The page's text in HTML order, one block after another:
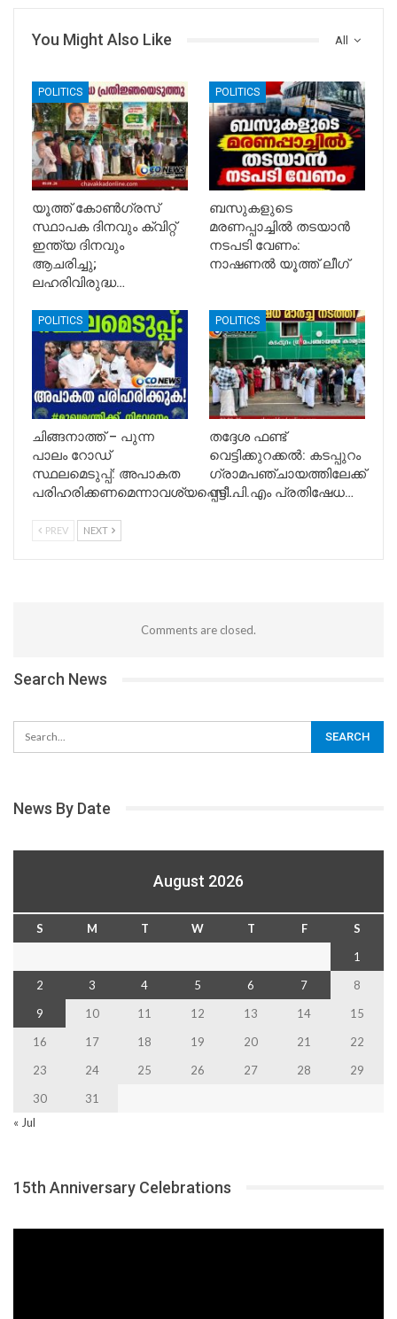
All
You Might Also Like
POLITICS
യൂത്ത് കോൺഗ്രസ്
സ്ഥാപക ദിനവും ക്വിറ്റ്
ഇന്ത്യ ദിനവും
ആചരിച്ചു;
ലഹരിവിരുദ്ധ…
POLITICS
ബസുകളുടെ
മരണപ്പാച്ചിൽ തടയാൻ
നടപടി വേണം:
നാഷണൽ യൂത്ത് ലീഗ്
POLITICS
ചിങ്ങനാത്ത് – പുന്ന
പാലം റോഡ്
സ്ഥലമെടുപ്പ്: അപാകത
പരിഹരിക്കണമെന്നാവശ്യപ്പെട്ട്…
POLITICS
തദ്ദേശ ഫണ്ട്
വെട്ടിക്കുറക്കൽ: കടപ്പുറം
ഗ്രാമപഞ്ചായത്തിലേക്ക്
സി.പി.എം പ്രതിഷേധ…
PREV NEXT
Comments are closed.
Search News
News By Date
August 2026
S M T W T F
S
1
2
3 4 5 6 7
8
9
10 11 12 13 14
15
16
17 18 19 20 21
22
23
24 25 26 27 28
29
30
31
« Jul
15th Anniversary Celebrations